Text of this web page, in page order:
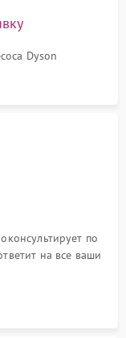
Dyson
по
на все ваши